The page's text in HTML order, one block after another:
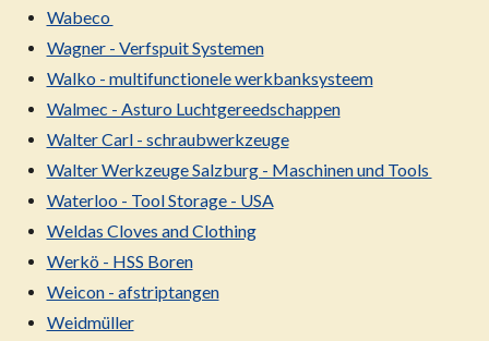
Wabeco
Wagner - Verfspuit Systemen
Walko - multifunctionele werkbanksysteem
Walmec - Asturo Luchtgereedschappen
Walter Carl - schraubwerkzeuge
Walter Werkzeuge Salzburg - Maschinen und Tools
Waterloo - Tool Storage - USA
Weldas Cloves and Clothing
Werkö - HSS Boren
Weicon - afstriptangen
Weidmüller